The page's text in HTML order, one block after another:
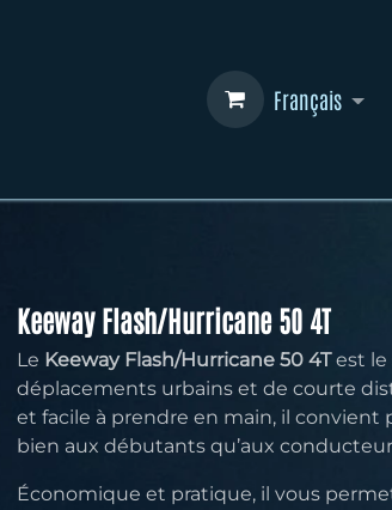
Français
Keeway Flash/Hurricane 50 4T
Le Keeway Flash/Hurricane 50 4Test le
déplacements urbains et de courte
et facile à prendre en main, il convient
bien aux débutants qu’aux
Économique et pratique, il vous